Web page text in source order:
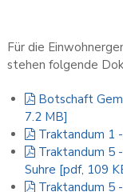
Für die
stehen folgende
Botschaft
7.2 MB]
Traktandum 1
Traktandum 5
Suhre [pdf, 109
Traktandum 5